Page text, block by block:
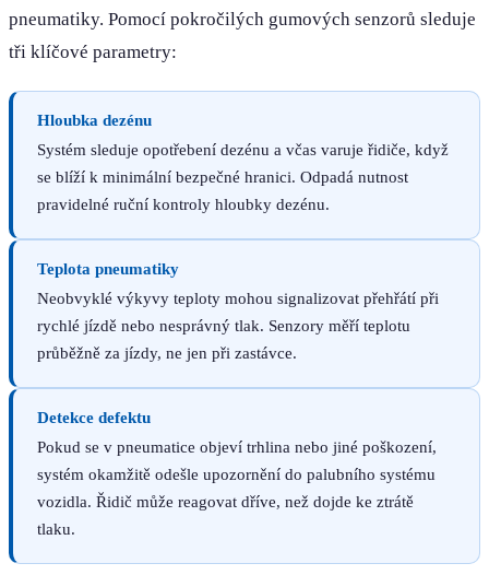
pneumatiky. Pomocí pokročilých gumových senzorů sleduje
tři klíčové parametry:
Hloubka dezénu
Systém sleduje opotřebení dezénu a včas varuje řidiče, když
se blíží k minimální bezpečné hranici. Odpadá nutnost
pravidelné ruční kontroly hloubky dezénu.
Teplota pneumatiky
Neobvyklé výkyvy teploty mohou signalizovat přehřátí při
rychlé jízdě nebo nesprávný tlak. Senzory měří teplotu
průběžně za jízdy, ne jen při zastávce.
Detekce defektu
Pokud se v pneumatice objeví trhlina nebo jiné poškození,
systém okamžitě odešle upozornění do palubního systému
vozidla. Řidič může reagovat dříve, než dojde ke ztrátě
tlaku.